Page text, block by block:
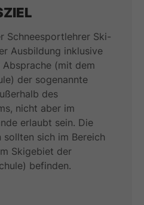
Schneesportlehrer Ski-
Ausbildung inklusive
(mit dem
der sogenannte
des
nicht aber im
erlaubt sein. Die
sich im Bereich
Skigebiet der
befinden.